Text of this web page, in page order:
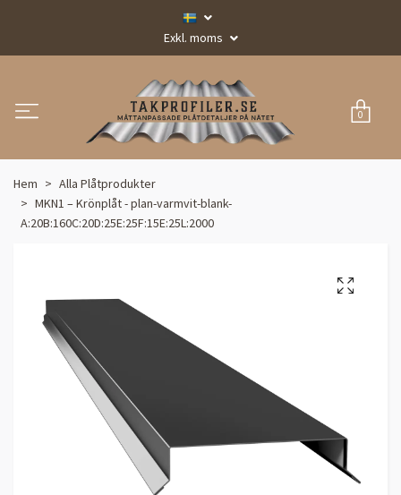
Exkl. moms
0
Hem
Alla Plåtprodukter
MKN1 – Krönplåt - plan-varmvit-blank-
A:20B:160C:20D:25E:25F:15E:25L:2000